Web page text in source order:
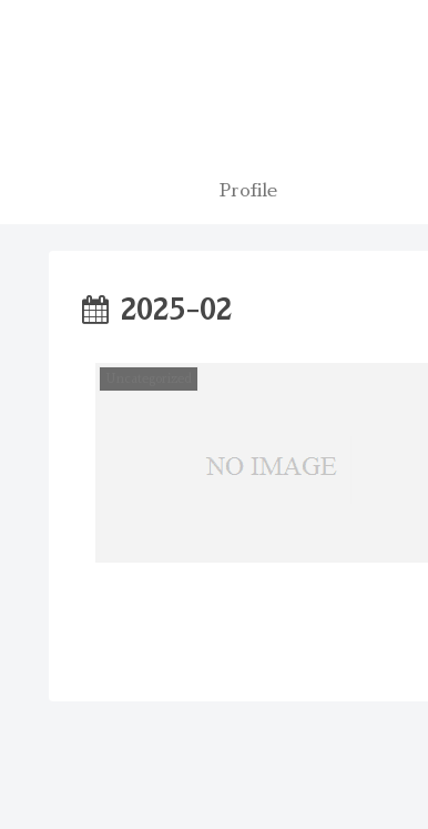
Profile
2025-02